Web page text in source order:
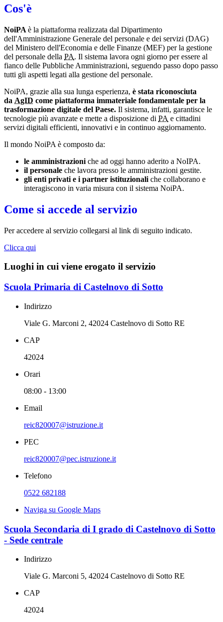
Cos'è
NoiPA è la piattaforma realizzata dal Dipartimento
dell'Amministrazione Generale del personale e dei servizi (DAG)
del Ministero dell'Economia e delle Finanze (MEF) per la gestione
del personale della PA. Il sistema lavora ogni giorno per essere al
fianco delle Pubbliche Amministrazioni, seguendo passo dopo passo
tutti gli aspetti legati alla gestione del personale.
NoiPA, grazie alla sua lunga esperienza, è stata riconosciuta
da AgID come piattaforma immateriale fondamentale per la
trasformazione digitale del Paese. Il sistema, infatti, garantisce le
tecnologie più avanzate e mette a disposizione di PA e cittadini
servizi digitali efficienti, innovativi e in continuo aggiornamento.
Il mondo NoiPA è composto da:
le amministrazioni che ad oggi hanno aderito a NoIPA.
il personale che lavora presso le amministrazioni gestite.
gli enti privati e i partner istituzionali che collaborano e
interagiscono in varia misura con il sistema NoiPA.
Come si accede al servizio
Per accedere al servizio collegarsi al link di seguito indicato.
Clicca qui
Luoghi in cui viene erogato il servizio
Scuola Primaria di Castelnovo di Sotto
Indirizzo
Viale G. Marconi 2, 42024 Castelnovo di Sotto RE
CAP
42024
Orari
08:00 - 13:00
Email
reic820007@istruzione.it
PEC
reic820007@pec.istruzione.it
Telefono
0522 682188
Naviga su Google Maps
Scuola Secondaria di I grado di Castelnovo di Sotto
- Sede centrale
Indirizzo
Viale G. Marconi 5, 42024 Castelnovo di Sotto RE
CAP
42024